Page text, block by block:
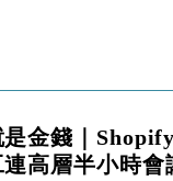
易順差達1125億美
萬億日圓干預創新
市公司
至47仙
是金錢｜
高層半小時會